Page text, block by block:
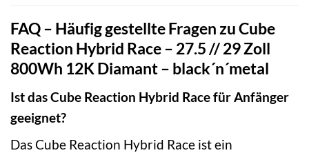
FAQ – Häufig gestellte Fragen zu Cube
Reaction Hybrid Race – 27.5 // 29 Zoll
800Wh 12K Diamant – black´n´metal
Ist das Cube Reaction Hybrid Race für Anfänger
geeignet?
Das Cube Reaction Hybrid Race ist ein